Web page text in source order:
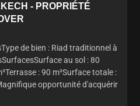
- PROPRIÉTÉ
de bien : Riad traditionnel à
au sol : 80
: 90 m²Surface totale :
opportunité d'acquérir